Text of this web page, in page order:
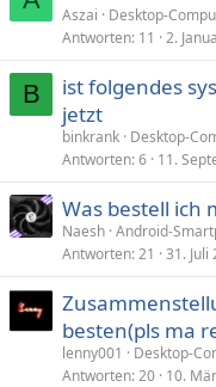
Aszai
Desktop-
Antworten 11 2.
B
ist folgendes
jetzt
binkrank Desktop-
Antworten 6 11.
Was bestell ich
Naesh Android-
Antworten 21 31. Juli
besten(pls ma
lenny001
Desktop-
Antworten 20 10.